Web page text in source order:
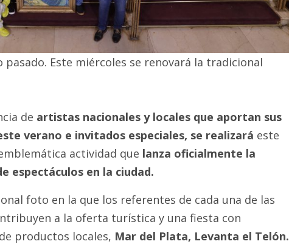
Este miércoles se renovará la tradicional
de artistas nacionales y locales que aportan sus
verano e invitados especiales, se realizará este
actividad que lanza oficialmente la
espectáculos en la ciudad.
foto en la que los referentes de cada una de las
a la oferta turística y una fiesta con
productos locales, Mar del Plata, Levanta el Telón.